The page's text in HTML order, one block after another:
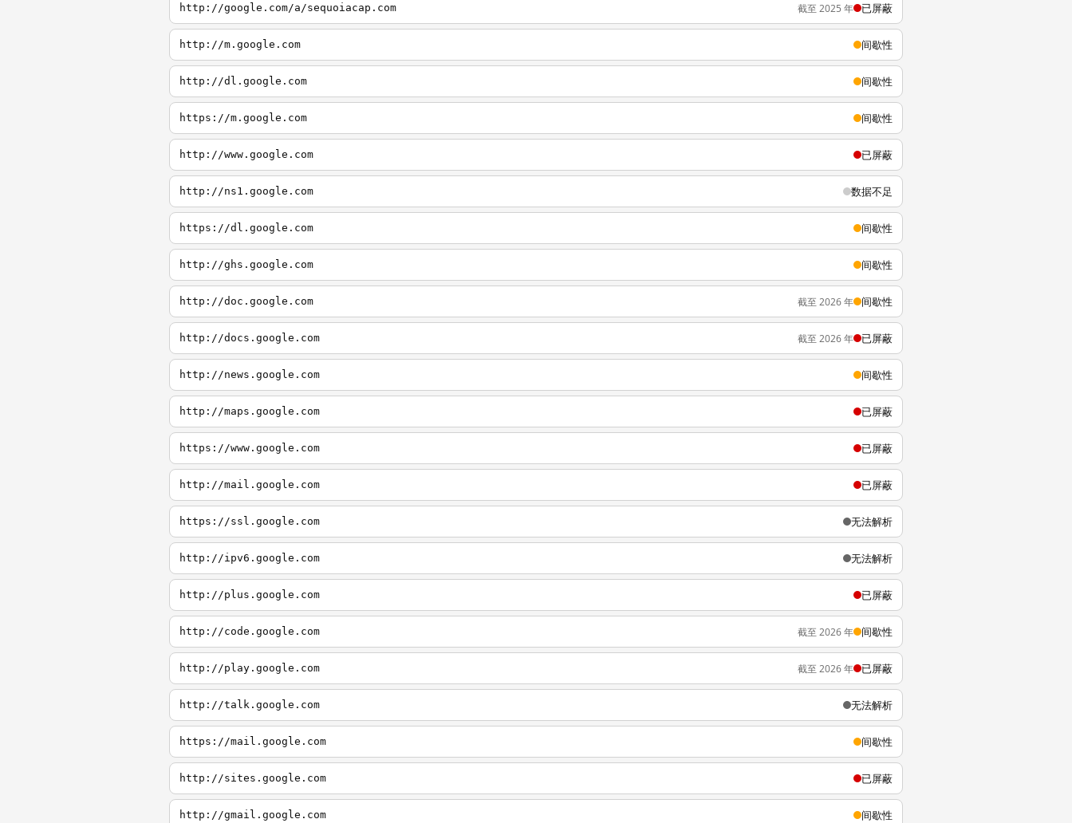
http://google.com/a/sequoiacap.com 截至 2025 年 已屏蔽
http://m.google.com 间歇性
http://dl.google.com 间歇性
https://m.google.com 间歇性
http://www.google.com 已屏蔽
http://ns1.google.com 数据不足
https://dl.google.com 间歇性
http://ghs.google.com 间歇性
http://doc.google.com 截至 2026 年 间歇性
http://docs.google.com 截至 2026 年 已屏蔽
http://news.google.com 间歇性
http://maps.google.com 已屏蔽
https://www.google.com 已屏蔽
http://mail.google.com 已屏蔽
https://ssl.google.com 无法解析
http://ipv6.google.com 无法解析
http://plus.google.com 已屏蔽
http://code.google.com 截至 2026 年 间歇性
http://play.google.com 截至 2026 年 已屏蔽
http://talk.google.com 无法解析
https://mail.google.com 间歇性
http://sites.google.com 已屏蔽
http://gmail.google.com 间歇性